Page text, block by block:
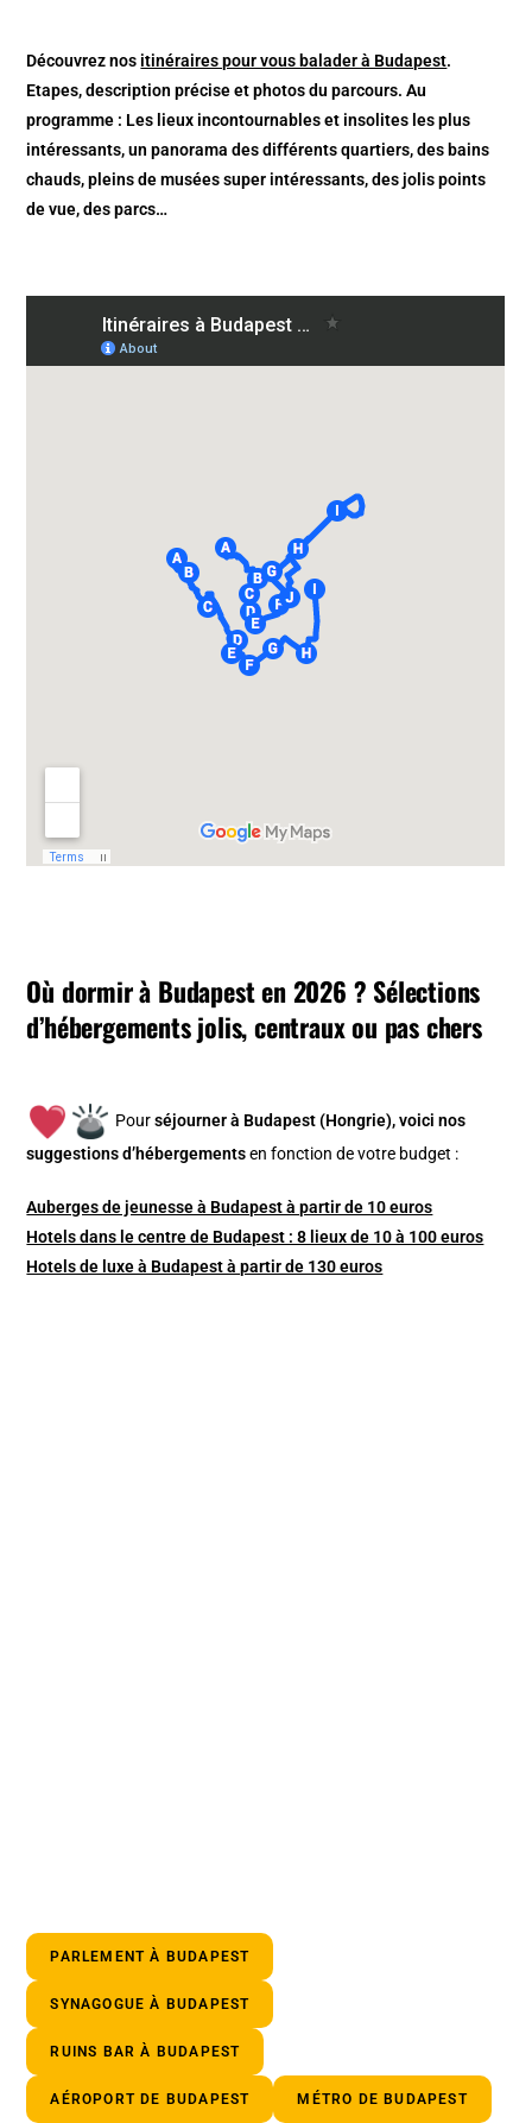
Découvrez nos itinéraires pour vous balader à Budapest.
Etapes, description précise et photos du parcours. Au
programme : Les lieux incontournables et insolites les plus
intéressants, un panorama des différents quartiers, des bains
chauds, pleins de musées super intéressants, des jolis points
de vue, des parcs…
Où dormir à Budapest en 2026 ? Sélections
d’hébergements jolis, centraux ou pas chers
Pourséjourner à Budapest (Hongrie), voici nos
suggestions d’hébergements en fonction de votre budget :
Auberges de jeunesse à Budapest à partir de 10 euros
Hotels dans le centre de Budapest : 8 lieux de 10 à 100 euros
Hotels de luxe à Budapest à partir de 130 euros
PARLEMENT À BUDAPEST
SYNAGOGUE À BUDAPEST
RUINS BAR À BUDAPEST
AÉROPORT DE BUDAPEST MÉTRO DE BUDAPEST